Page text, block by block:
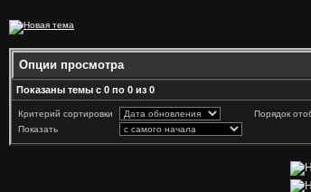
Опции просмотра
Показаны темы с 0 по 0 из 0
Критерий сортировки
Порядок
Показать